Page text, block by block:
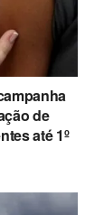
de
até 1º